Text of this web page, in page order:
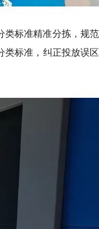
类标准精准分拣，规
类标准，纠正投放误